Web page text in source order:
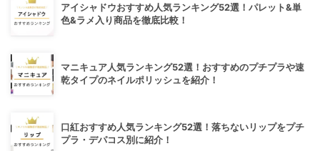
アイシャドウおすすめ人気ランキング52選！パレット&単
色&ラメ入り商品を徹底比較！
マニキュア人気ランキング52選！おすすめのプチプラや速
乾タイプのネイルポリッシュを紹介！
口紅おすすめ人気ランキング52選！落ちないリップをプチ
プラ・デパコス別に紹介！